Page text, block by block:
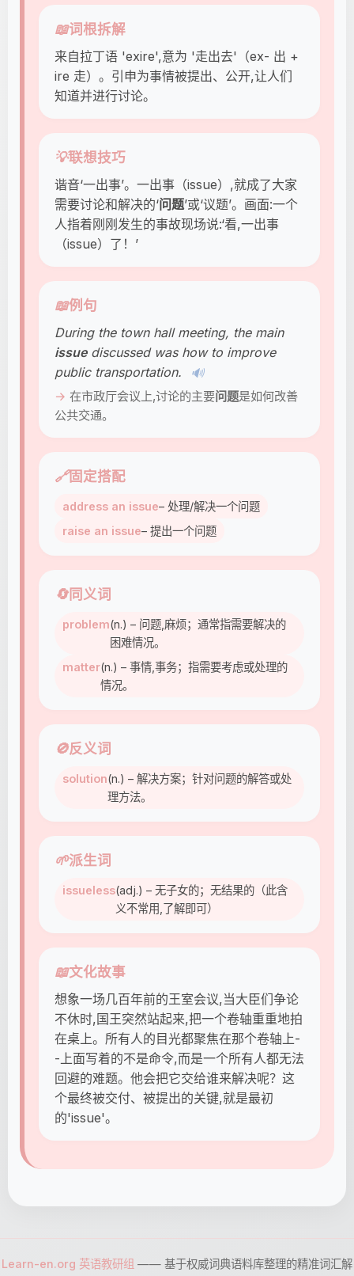
📖词根拆解
来自拉丁语 'exire',意为 '走出去'（ex- 出 +
ire 走）。引申为事情被提出、公开,让人们
知道并进行讨论。
💡联想技巧
谐音‘一出事’。一出事（issue）,就成了大家
需要讨论和解决的‘问题’或‘议题’。画面:一个
人指着刚刚发生的事故现场说:‘看,一出事
（issue）了！’
📖例句
During the town hall meeting, the main
issuediscussed was how to improve
public transportation.
🔊
在市政厅会议上,讨论的主要问题是如何改善
公共交通。
🔗固定搭配
address an issue– 处理/解决一个问题
raise an issue– 提出一个问题
🔄同义词
problem(n.) – 问题,麻烦；通常指需要解决的
困难情况。
matter(n.) – 事情,事务；指需要考虑或处理的
情况。
🚫反义词
solution(n.) – 解决方案；针对问题的解答或处
理方法。
🌱派生词
issueless(adj.) – 无子女的；无结果的（此含
义不常用,了解即可）
📖文化故事
想象一场几百年前的王室会议,当大臣们争论
不休时,国王突然站起来,把一个卷轴重重地拍
在桌上。所有人的目光都聚焦在那个卷轴上-
-上面写着的不是命令,而是一个所有人都无法
回避的难题。他会把它交给谁来解决呢？这
个最终被交付、被提出的关键,就是最初
的'issue'。
Learn-en.org 英语教研组 —— 基于权威词典语料库整理的精准词汇解